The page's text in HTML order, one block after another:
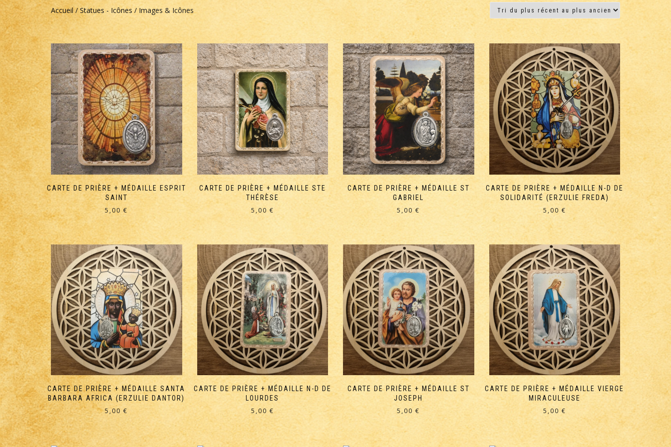
Accueil /Statues - Icônes/ Images & Icônes
CARTE DE PRIÈRE + MÉDAILLE ESPRIT
SAINT
5,00€
CARTE DE PRIÈRE + MÉDAILLE STE
THÉRÈSE
5,00 €
CARTE DE PRIÈRE + MÉDAILLE ST
GABRIEL
5,00€
CARTE DE PRIÈRE + MÉDAILLE N-D DE
SOLIDARITÉ (ERZULIE FREDA)
5,00 €
CARTE DE PRIÈRE + MÉDAILLE SANTA
BARBARA AFRICA (ERZULIE DANTOR)
5,00€
CARTE DE PRIÈRE + MÉDAILLE N-D DE
LOURDES
5,00 €
CARTE DE PRIÈRE + MÉDAILLE ST
JOSEPH
5,00€
CARTE DE PRIÈRE + MÉDAILLE VIERGE
MIRACULEUSE
5,00€